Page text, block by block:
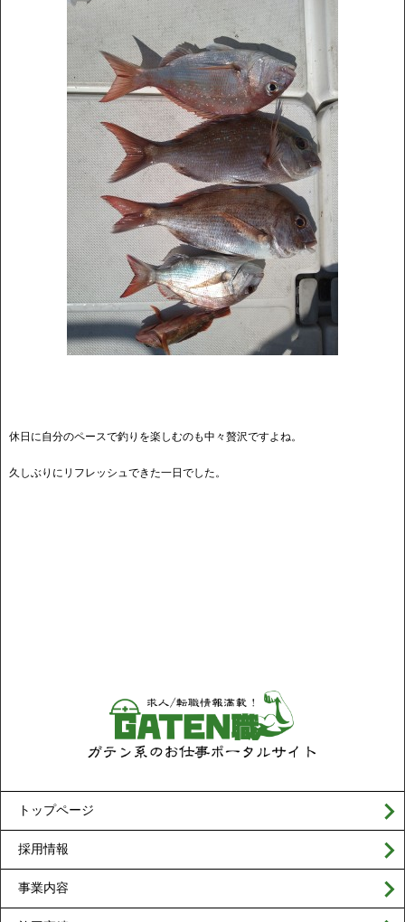
休日に自分のペースで釣りを楽しむのも中々贅沢ですよね。
久しぶりにリフレッシュできた一日でした。
トップページ
採用情報
事業内容